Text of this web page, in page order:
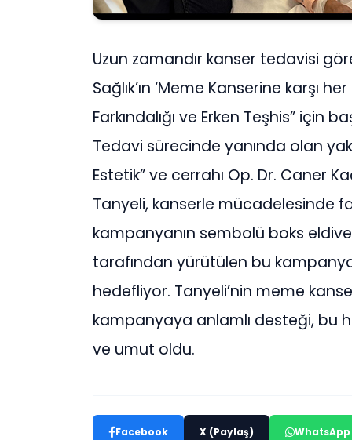
Uzun zamandır kanser tedavisi
Sağlık’ın ‘Meme Kanserine karşı
Farkındalığı ve Erken Teşhis” için
Tedavi sürecinde yanında olan
Estetik” ve cerrahı Op. Dr. Caner
Tanyeli, kanserle mücadelesinde
kampanyanın sembolü boks
tarafından yürütülen bu
hedefliyor. Tanyeli’nin meme
kampanyaya anlamlı desteği, bu
ve umut oldu.
Facebook X (Paylaş) WhatsApp